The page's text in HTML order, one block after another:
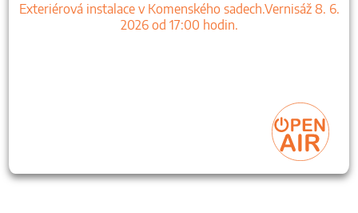
Exteriérová instalace v Komenského sadech.Vernisáž 8. 6.
2026 od 17:00 hodin.